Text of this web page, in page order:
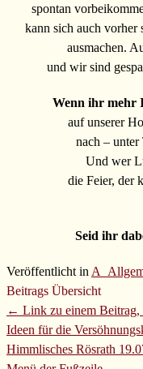
spontan
kann sich auch vorher
ausmachen.
und wir sind
Wenn ihr mehr
auf unserer
nach –
Und wer
die Feier, der
Seid ihr
Veröffentlicht in
Beitrags Übersicht
← Link zu einem Beitrag,
Ideen für die
Himmlisches Rösrath